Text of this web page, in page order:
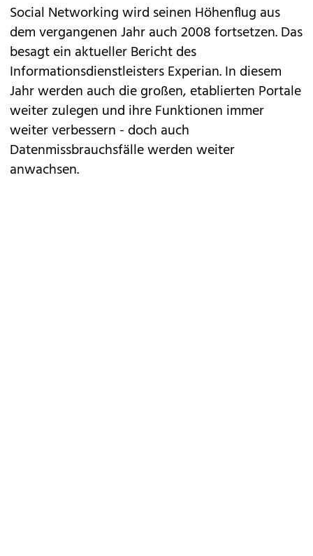
Social Networking wird seinen Höhenflug aus
dem vergangenen Jahr auch 2008 fortsetzen. Das
besagt ein aktueller Bericht des
Informationsdienstleisters Experian. In diesem
Jahr werden auch die großen, etablierten Portale
weiter zulegen und ihre Funktionen immer
weiter verbessern - doch auch
Datenmissbrauchsfälle werden weiter
anwachsen.